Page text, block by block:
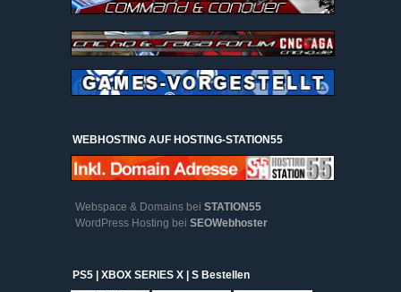
WEBHOSTING AUF HOSTING-STATION55
Webspace & Domains bei STATION55
WordPress Hosting bei SEOWebhoster
PS5 | XBOX SERIES X | S Bestellen